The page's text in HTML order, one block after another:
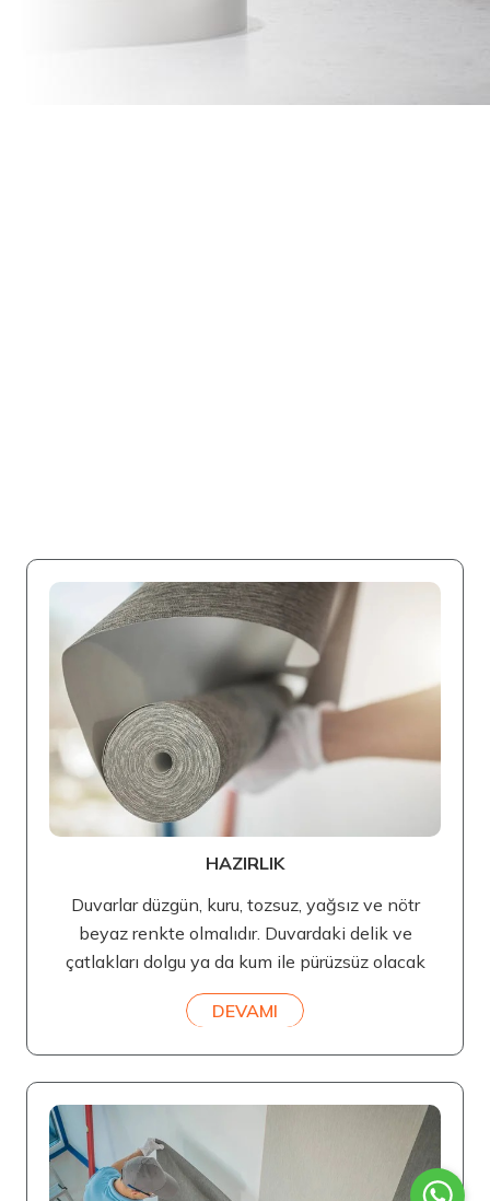
HAZIRLIK
Duvarlar düzgün, kuru, tozsuz, yağsız ve nötr
beyaz renkte olmalıdır. Duvardaki delik ve
çatlakları dolgu ya da kum ile pürüzsüz olacak
DEVAMI